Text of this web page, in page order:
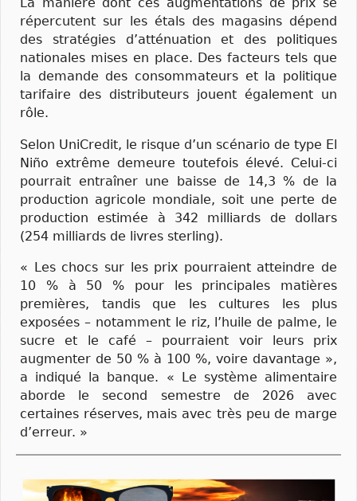
La manière dont ces augmentations de prix se
répercutent sur les étals des magasins dépend
des stratégies d’atténuation et des politiques
nationales mises en place. Des facteurs tels que
la demande des consommateurs et la politique
tarifaire des distributeurs jouent également un
rôle.
Selon UniCredit, le risque d’un scénario de type El
Niño extrême demeure toutefois élevé. Celui-ci
pourrait entraîner une baisse de 14,3 % de la
production agricole mondiale, soit une perte de
production estimée à 342 milliards de dollars
(254 milliards de livres sterling).
« Les chocs sur les prix pourraient atteindre de
10 % à 50 % pour les principales matières
premières, tandis que les cultures les plus
exposées – notamment le riz, l’huile de palme, le
sucre et le café – pourraient voir leurs prix
augmenter de 50 % à 100 %, voire davantage »,
a indiqué la banque. « Le système alimentaire
aborde le second semestre de 2026 avec
certaines réserves, mais avec très peu de marge
d’erreur. »